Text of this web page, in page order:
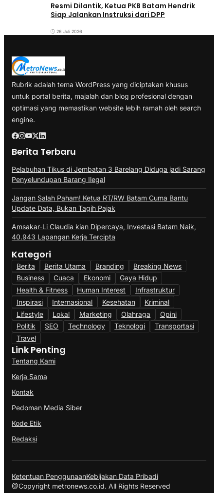
Resmi Dilantik, Ketua PKB Batam Hendrik
Siap Jalankan Instruksi dari DPP
26 Juli 2026
Rubrik adalah tema WordPress yang diciptakan khusus
untuk portal berita, majalah dan blog profesional dengan
optimasi yang memastikan website lebih ramah oleh search
engine.
Berita Terbaru
Pelabuhan Tikus di Jembatan 3 Barelang Diduga jadi Sarang
Penyelundupan Barang Ilegal
Jangan Salah Paham! Ketua RT/RW Batam Cuma Bantu
Update Data, Bukan Tagih Pajak
Amsakar-Li Claudia kian Dipercaya, Investasi Batam Naik,
40.943 Lapangan Kerja Tercipta
Kategori
Berita Berita Utama Branding
Breaking News
Business
Cuaca Ekonomi
Gaya Hidup
Health & Fitness
Human Interest
Infrastruktur
Inspirasi
Internasional Kesehatan
Kriminal
Lifestyle
Lokal Marketing Olahraga
Opini
Politik
SEO Technology Teknologi
Transportasi
Travel
Link Penting
Tentang Kami
Kerja Sama
Kontak
Pedoman Media Siber
Kode Etik
Redaksi
Ketentuan PenggunaanKebijakan Data Pribadi
@Copyright metronews.co.id. All Rights Reserved